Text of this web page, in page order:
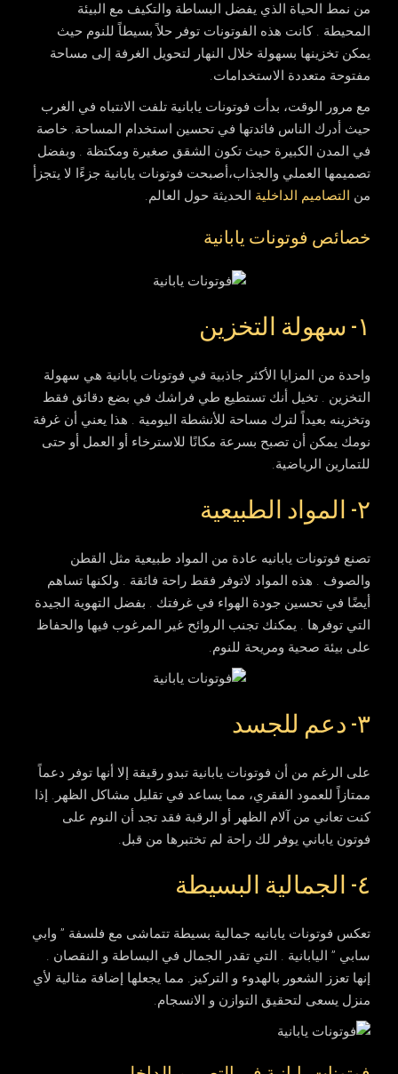
من نمط الحياة الذي يفضل البساطة والتكيف مع البيئة
المحيطة . كانت هذه الفوتونات توفر حلاً بسيطاً للنوم حيث
يمكن تخزينها بسهولة خلال النهار لتحويل الغرفة إلى مساحة
مفتوحة متعددة الاستخدامات.
مع مرور الوقت، بدأت فوتونات يابانية تلفت الانتباه في الغرب
حيث أدرك الناس فائدتها في تحسين استخدام المساحة. خاصة
في المدن الكبيرة حيث تكون الشقق صغيرة ومكتظة . وبفضل
تصميمها العملي والجذاب،أصبحت فوتونات يابانية جزءًا لا يتجزأ
من التصاميم الداخلية الحديثة حول العالم.
خصائص فوتونات يابانية
١- سهولة التخزين
واحدة من المزايا الأكثر جاذبية في فوتونات يابانية هي سهولة
التخزين . تخيل أنك تستطيع طي فراشك في بضع دقائق فقط
وتخزينه بعيداً لترك مساحة للأنشطة اليومية . هذا يعني أن غرفة
نومك يمكن أن تصبح بسرعة مكانًا للاسترخاء أو العمل أو حتى
للتمارين الرياضية.
٢- المواد الطبيعية
تصنع فوتونات يابانيه عادة من المواد طبيعية مثل القطن
والصوف . هذه المواد لاتوفر فقط راحة فائقة . ولكنها تساهم
أيضًا في تحسين جودة الهواء في غرفتك . بفضل التهوية الجيدة
التي توفرها . يمكنك تجنب الروائح غير المرغوب فيها والحفاظ
على بيئة صحية ومريحة للنوم.
٣- دعم للجسد
على الرغم من أن فوتونات يابانية تبدو رقيقة إلا أنها توفر دعماً
ممتازاً للعمود الفقري، مما يساعد في تقليل مشاكل الظهر. إذا
كنت تعاني من آلام الظهر أو الرقبة فقد تجد أن النوم على
فوتون ياباني يوفر لك راحة لم تختبرها من قبل.
٤- الجمالية البسيطة
تعكس فوتونات يابانيه جمالية بسيطة تتماشى مع فلسفة ” وابي
سابي ” اليابانية . التي تقدر الجمال في البساطة و النقصان .
إنها تعزز الشعور بالهدوء و التركيز. مما يجعلها إضافة مثالية لأي
منزل يسعى لتحقيق التوازن و الانسجام.